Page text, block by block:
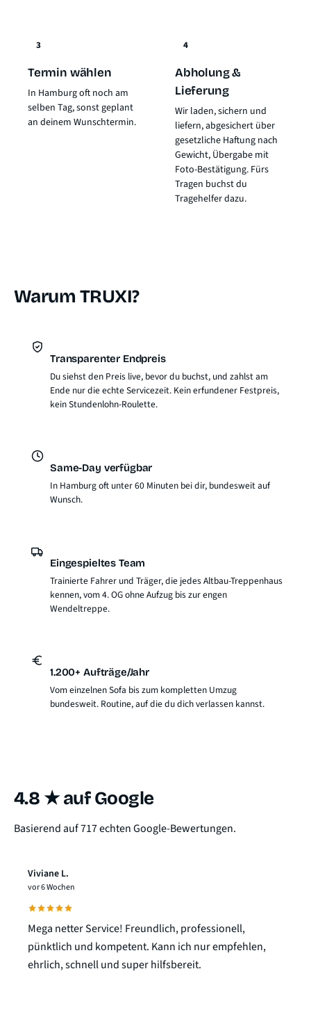
3
Termin wählen
In Hamburg oft noch am
selben Tag, sonst geplant
an deinem Wunschtermin.
4
Abholung &
Lieferung
Wir laden, sichern und
liefern, abgesichert über
gesetzliche Haftung nach
Gewicht, Übergabe mit
Foto-Bestätigung. Fürs
Tragen buchst du
Tragehelfer dazu.
Warum TRUXI?
Transparenter Endpreis
Du siehst den Preis live, bevor du buchst, und zahlst am
Ende nur die echte Servicezeit. Kein erfundener Festpreis,
kein Stundenlohn-Roulette.
Same-Day verfügbar
In Hamburg oft unter 60 Minuten bei dir, bundesweit auf
Wunsch.
Eingespieltes Team
Trainierte Fahrer und Träger, die jedes Altbau-Treppenhaus
kennen, vom 4. OG ohne Aufzug bis zur engen
Wendeltreppe.
1.200+ Aufträge/Jahr
Vom einzelnen Sofa bis zum kompletten Umzug
bundesweit. Routine, auf die du dich verlassen kannst.
4.8 ★ auf Google
Basierend auf 717 echten Google-Bewertungen.
Viviane L.
vor 6 Wochen
Mega netter Service! Freundlich, professionell,
pünktlich und kompetent. Kann ich nur empfehlen,
ehrlich, schnell und super hilfsbereit.